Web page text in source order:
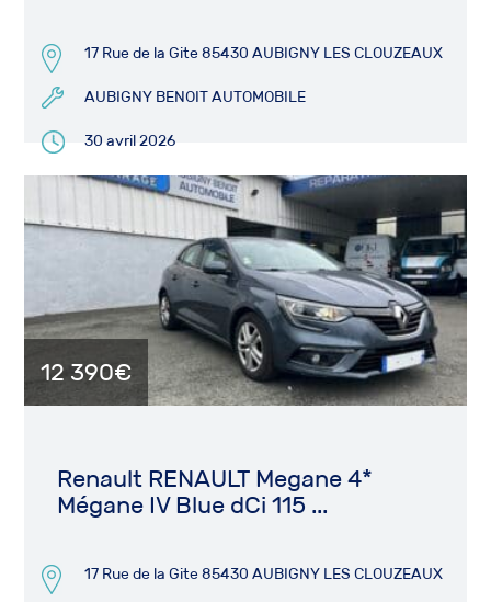
17 Rue de la Gite 85430 AUBIGNY LES CLOUZEAUX
AUBIGNY BENOIT AUTOMOBILE
30 avril 2026
12 390€
Renault RENAULT Megane 4*
Mégane IV Blue dCi 115 ...
17 Rue de la Gite 85430 AUBIGNY LES CLOUZEAUX